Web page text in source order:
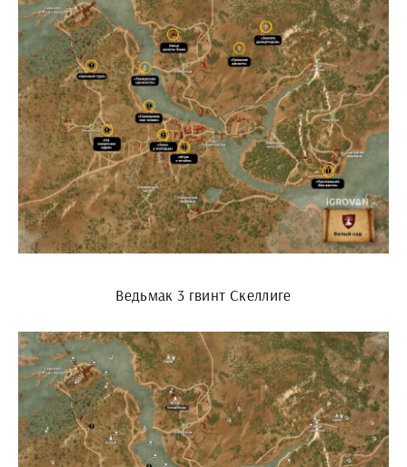
Ведьмак 3 гвинт Скеллиге